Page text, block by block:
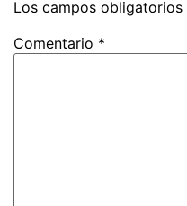
Los campos
Comentario *